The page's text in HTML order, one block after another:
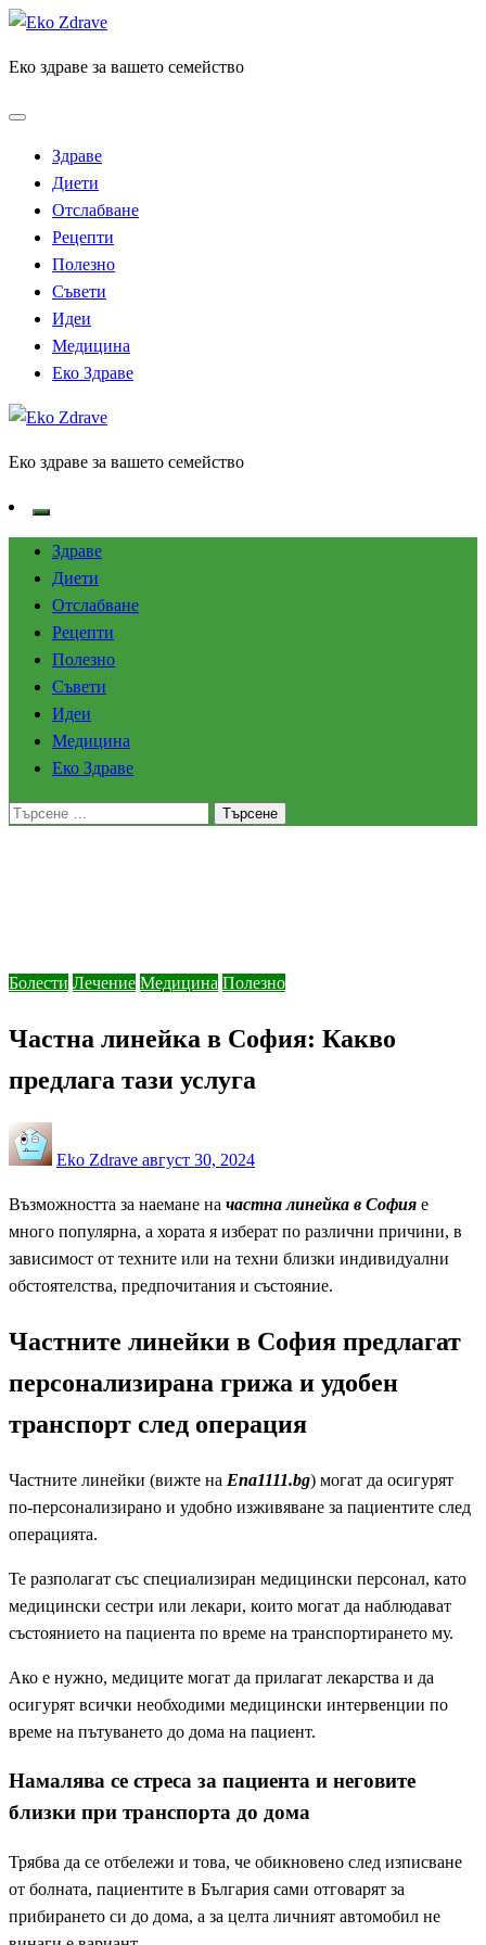
Skip
content
Еко здраве за вашето семейство
Здраве
Диети
Отслабване
Рецепти
Полезно
Съвети
Идеи
Медицина
Еко Здраве
Еко здраве за вашето семейство
Здраве
Диети
Отслабване
Рецепти
Полезно
Съвети
Идеи
Медицина
Еко Здраве
Търсене
Болести Лечение Медицина Полезно
Частна линейка в София: Какво
предлага тази услуга
Eko Zdrave on
август 30, 2024
Възможността за наемане на частна линейка в София е
много популярна, а хората я изберат по различни причини, в
зависимост от техните или на техни близки индивидуални
обстоятелства, предпочитания и състояние.
Частните линейки в София предлагат
персонализирана грижа и удобен
транспорт след операция
Частните линейки (вижте на Ena1111.bg) могат да осигурят
по-персонализирано и удобно изживяване за пациентите след
операцията.
Те разполагат със специализиран медицински персонал, като
медицински сестри или лекари, които могат да наблюдават
състоянието на пациента по време на транспортирането му.
Ако е нужно, медиците могат да прилагат лекарства и да
осигурят всички необходими медицински интервенции по
време на пътуването до дома на пациент.
Намалява се стреса за пациента и неговите
близки при транспорта до дома
Трябва да се отбележи и това, че обикновено след изписване
от болната, пациентите в България сами отговарят за
прибирането си до дома, а за целта личният автомобил не